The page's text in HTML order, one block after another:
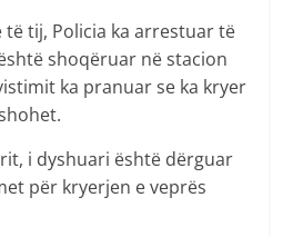
tij, Policia ka arrestuar të
shoqëruar në stacion
ka pranuar se ka kryer
i dyshuari është dërguar
për kryerjen e veprës